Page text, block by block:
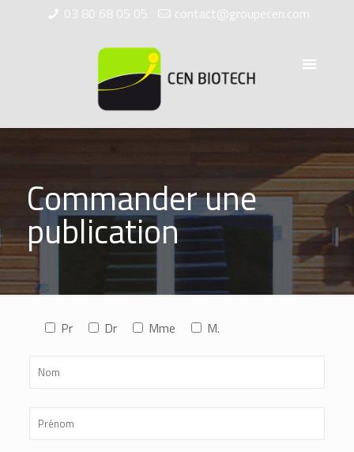
03 80 68 05 05 contact@groupecen.com
Commander une
publication
Pr Dr Mme M.